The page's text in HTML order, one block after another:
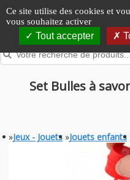
Panneau de gestion des cookies
Ce site utilise des cookies et
vous souhaitez activer
Tout accepter
Set Bulles à
»Jeux - Jouets »Jouets enfants